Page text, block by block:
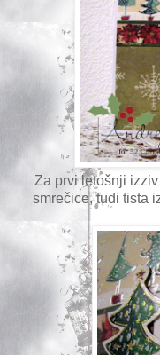
Za prvi letošnji
smrečice, tudi tista